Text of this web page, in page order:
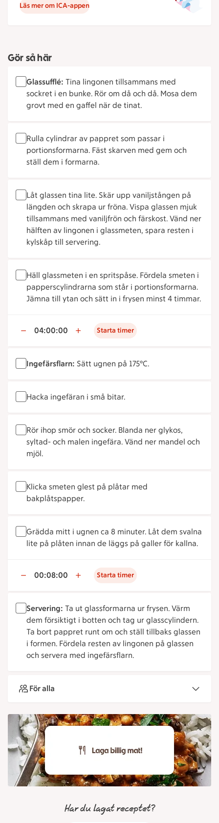
Läs mer om ICA-appen
Gör så här
Glassufflé: Tina lingonen tillsammans med
sockret i en bunke. Rör om då och då. Mosa dem
grovt med en gaffel när de tinat.
Rulla cylindrar av pappret som passar i
portionsformarna. Fäst skarven med gem och
ställ dem i formarna.
Låt glassen tina lite. Skär upp vaniljstången på
längden och skrapa ur fröna. Vispa glassen mjuk
tillsammans med vaniljfrön och färskost. Vänd ner
hälften av lingonen i glassmeten, spara resten i
kylskåp till servering.
Häll glassmeten i en spritspåse. Fördela smeten i
papperscylindrarna som står i portionsformarna.
Jämna till ytan och sätt in i frysen minst 4 timmar.
04:00:00 Starta timer
Ingefärsflarn: Sätt ugnen på 175°C.
Hacka ingefäran i små bitar.
Rör ihop smör och socker. Blanda ner glykos,
syltad- och malen ingefära. Vänd ner mandel och
mjöl.
Klicka smeten glest på plåtar med
bakplåtspapper.
Grädda mitt i ugnen ca 8 minuter. Låt dem svalna
lite på plåten innan de läggs på galler för kallna.
00:08:00 Starta timer
Servering: Ta ut glassformarna ur frysen. Värm
dem försiktigt i botten och tag ur glasscylindern.
Ta bort pappret runt om och ställ tillbaks glassen
i formen. Fördela resten av lingonen på glassen
och servera med ingefärsflarn.
För alla
Har du lagat receptet?